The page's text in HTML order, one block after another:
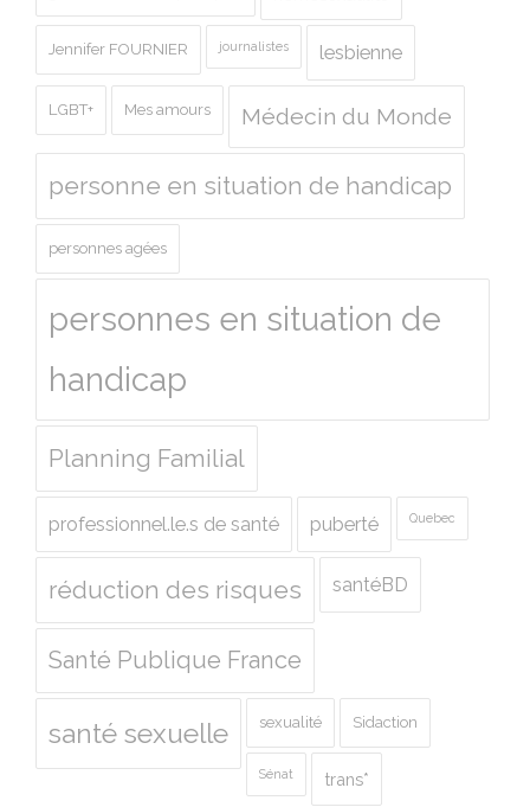
Jennifer FOURNIER journalistes lesbienne
LGBT+ Mes amours Médecin du Monde
personne en situation de handicap
personnes agées
personnes en situation de
handicap
Planning Familial
professionnel.le.s de santé puberté Quebec
réduction des risques santéBD
Santé Publique France
santé sexuelle sexualité Sidaction
Sénat trans*